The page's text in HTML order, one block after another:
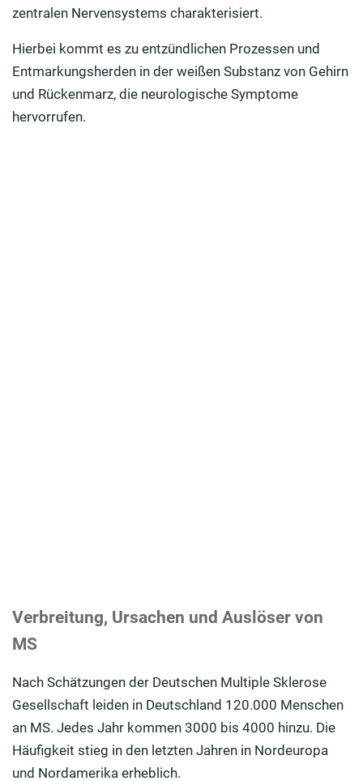
zentralen Nervensystems charakterisiert.
Hierbei kommt es zu entzündlichen Prozessen und
Entmarkungsherden in der weißen Substanz von Gehirn
und Rückenmarz, die neurologische Symptome
hervorrufen.
Verbreitung, Ursachen und Auslöser von
MS
Nach Schätzungen der Deutschen Multiple Sklerose
Gesellschaft leiden in Deutschland 120.000 Menschen
an MS. Jedes Jahr kommen 3000 bis 4000 hinzu. Die
Häufigkeit stieg in den letzten Jahren in Nordeuropa
und Nordamerika erheblich.